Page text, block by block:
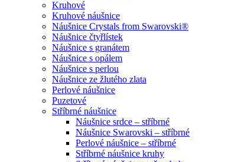
Kruhové
Kruhové náušnice
Náušnice Crystals from Swarovski®
Náušnice čtyřlístek
Náušnice s granátem
Náušnice s opálem
Náušnice s perlou
Náušnice ze žlutého zlata
Perlové náušnice
Puzetové
Stříbrné náušnice
Náušnice srdce – stříbrné
Náušnice Swarovski – stříbrné
Perlové náušnice – stříbrné
Stříbrné náušnice kruhy